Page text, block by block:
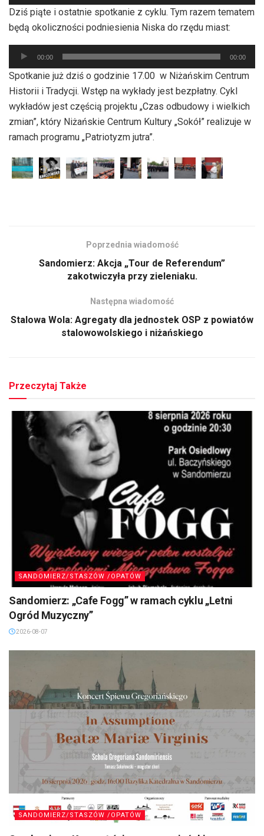
dźwiękowych
Dziś piąte i ostatnie spotkanie z cyklu. Tym razem tematem
będą okoliczności podniesienia Niska do rzędu miast:
Odtwarzacz
plików
dźwiękowych
00:00 00:00
Spotkanie już dziś o godzinie 17.00 w Niżańskim Centrum
Historii i Tradycji. Wstęp na wykłady jest bezpłatny. Cykl
wykładów jest częścią projektu „Czas odbudowy i wielkich
zmian”, który Niżańskie Centrum Kultury „Sokół” realizuje w
ramach programu „Patriotyzm jutra”.
Poprzednia wiadomość
Sandomierz: Akcja „Tour de Referendum”
zakotwiczyła przy zieleniaku.
Następna wiadomość
Stalowa Wola: Agregaty dla jednostek OSP z powiatów
stalowowolskiego i niżańskiego
Przeczytaj Także
SANDOMIERZ/STASZÓW /OPATÓW
Sandomierz: „Cafe Fogg” w ramach cyklu „Letni
Ogród Muzyczny”
2026-08-07
SANDOMIERZ/STASZÓW /OPATÓW